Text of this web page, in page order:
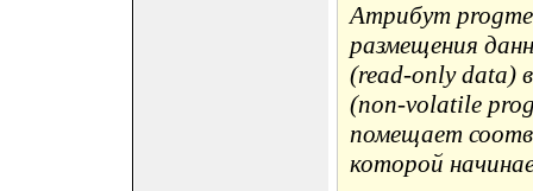
Атрибут
размещения
(read-only data)
(non-volatile
помещает
которой